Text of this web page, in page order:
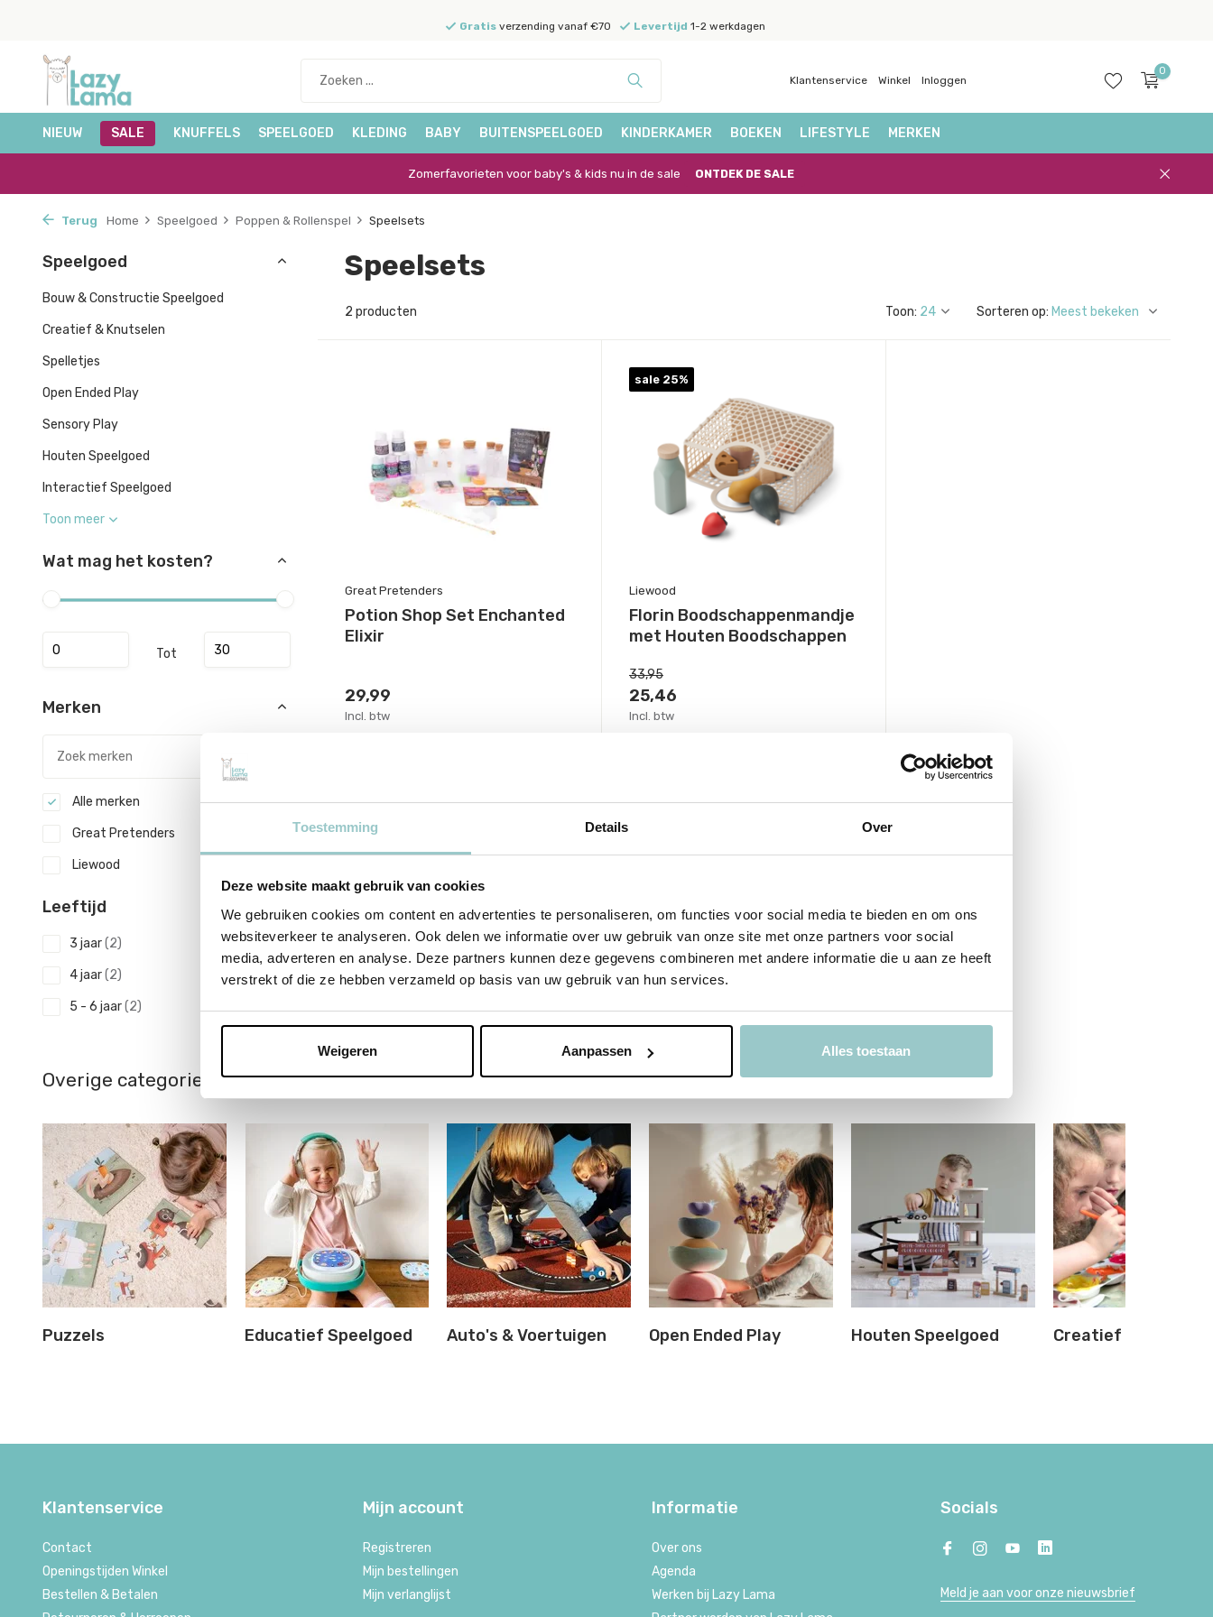
Toestemming Details Over
Deze website maakt gebruik van cookies
We gebruiken cookies om content en advertenties te personaliseren, om functies voor social media te bieden en om ons
websiteverkeer te analyseren. Ook delen we informatie over uw gebruik van onze site met onze partners voor social
media, adverteren en analyse. Deze partners kunnen deze gegevens combineren met andere informatie die u aan ze heeft
verstrekt of die ze hebben verzameld op basis van uw gebruik van hun services.
Weigeren Aanpassen Alles toestaan
Gratis verzending vanaf €70 Levertijd 1-2 werkdagen
Klantenservice Winkel Inloggen
0
NIEUW SALE KNUFFELS SPEELGOED KLEDING BABY BUITENSPEELGOED KINDERKAMER BOEKEN LIFESTYLE MERKEN
Zomerfavorieten voor baby's & kids nu in de sale ONTDEK DE SALE
Terug Home Speelgoed Poppen & Rollenspel Speelsets
Speelgoed
Bouw & Constructie Speelgoed
Creatief & Knutselen
Spelletjes
Open Ended Play
Sensory Play
Houten Speelgoed
Interactief Speelgoed
Toon meer
Wat mag het kosten?
Tot
Merken
Alle merken
Great Pretenders
Liewood
Leeftijd
3 jaar(2)
4 jaar(2)
5 - 6 jaar(2)
Speelsets
2 producten Toon: Sorteren op:
Great Pretenders
Potion Shop Set Enchanted
Elixir
29,99
Incl. btw
sale 25%
Liewood
Florin Boodschappenmandje
met Houten Boodschappen
33,95
25,46
Incl. btw
Overige categorieën in Speelgoed
Puzzels Educatief Speelgoed Auto's & Voertuigen Open Ended Play Houten Speelgoed Creatief &
Klantenservice
Contact
Openingstijden Winkel
Bestellen & Betalen
Mijn account
Registreren
Mijn bestellingen
Mijn verlanglijst
Informatie
Over ons
Agenda
Werken bij Lazy Lama
Socials
Meld je aan voor onze nieuwsbrief